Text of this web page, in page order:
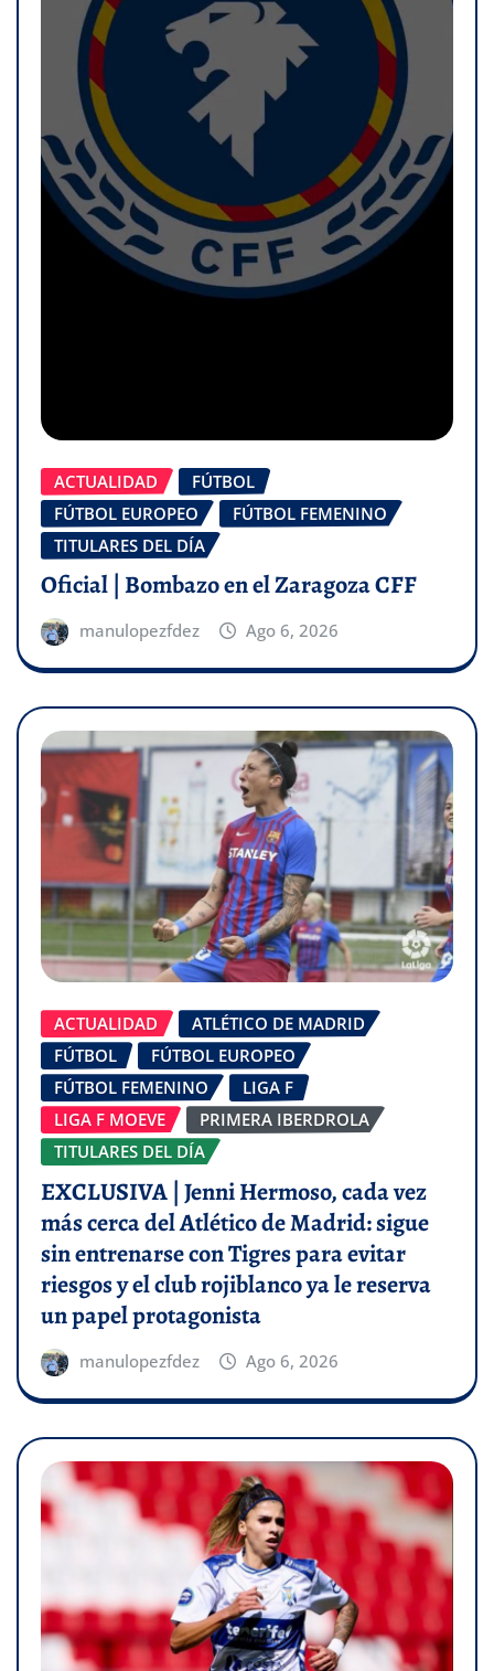
ACTUALIDAD
FÚTBOL
FÚTBOL EUROPEO
FÚTBOL FEMENINO
TITULARES DEL DÍA
Oficial | Bombazo en el Zaragoza CFF
manulopezfdez Ago 6, 2026
ACTUALIDAD
ATLÉTICO DE MADRID
FÚTBOL
FÚTBOL EUROPEO
FÚTBOL FEMENINO
LIGA F
LIGA F MOEVE
PRIMERA IBERDROLA
TITULARES DEL DÍA
EXCLUSIVA | Jenni Hermoso, cada vez
más cerca del Atlético de Madrid: sigue
sin entrenarse con Tigres para evitar
riesgos y el club rojiblanco ya le reserva
un papel protagonista
manulopezfdez Ago 6, 2026